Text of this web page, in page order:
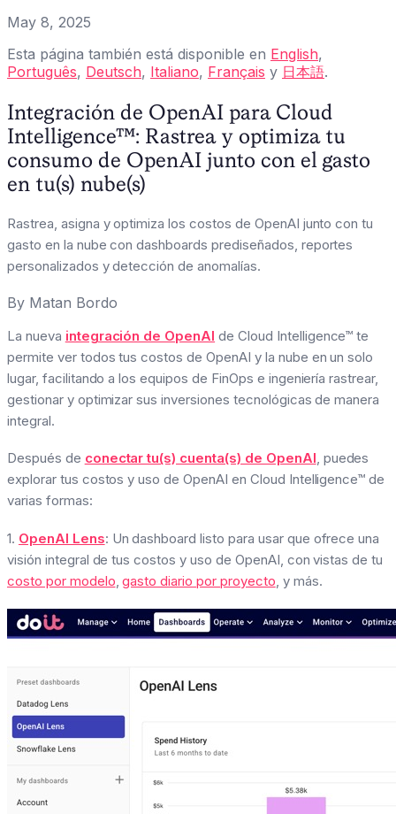
May 8, 2025
Esta página también está disponible en English,
Português, Deutsch, Italiano, Français y 日本語.
Integración de OpenAI para Cloud
Intelligence™: Rastrea y optimiza tu
consumo de OpenAI junto con el gasto
en tu(s) nube(s)
Rastrea, asigna y optimiza los costos de OpenAI junto con tu
gasto en la nube con dashboards prediseñados, reportes
personalizados y detección de anomalías.
By Matan Bordo
La nueva integración de OpenAI de Cloud Intelligence™ te
permite ver todos tus costos de OpenAI y la nube en un solo
lugar, facilitando a los equipos de FinOps e ingeniería rastrear,
gestionar y optimizar sus inversiones tecnológicas de manera
integral.
Después de conectar tu(s) cuenta(s) de OpenAI, puedes
explorar tus costos y uso de OpenAI en Cloud Intelligence™ de
varias formas:
1. OpenAI Lens: Un dashboard listo para usar que ofrece una
visión integral de tus costos y uso de OpenAI, con vistas de tu
costo por modelo,gasto diario por proyecto, y más.